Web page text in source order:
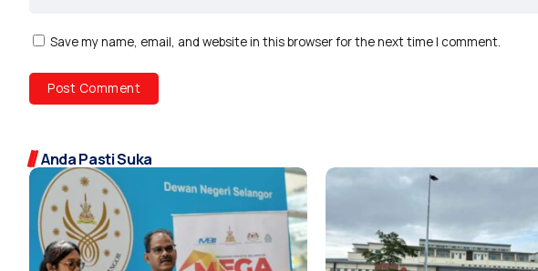
Save my name, email, and website in this browser for the next time I comment.
Anda Pasti Suka